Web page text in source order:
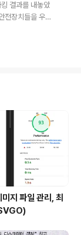
결과를 내놓았
전장치들을 우회
게만 공개한 상
대한 불안감이
무 위험한 모델이
지 파일 관리, 최